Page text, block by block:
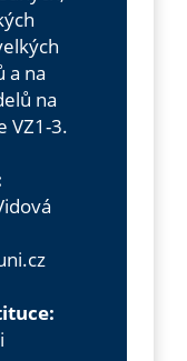
a na
na
VZ1-3.